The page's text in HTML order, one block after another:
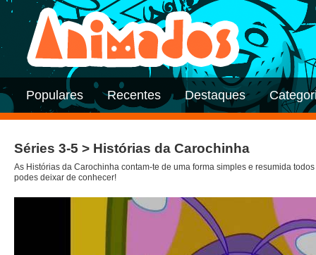
Populares Recentes Destaques
Séries 3-5 > Histórias da Carochinha
As Histórias da Carochinha contam-te de uma forma simples e resumida
podes deixar de conhecer!